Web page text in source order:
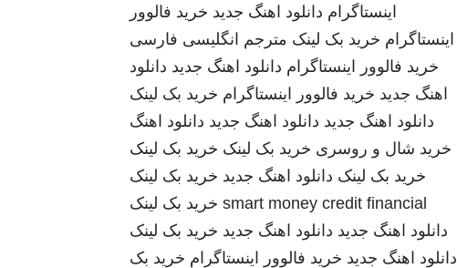
اینستاگرام دانلود اهنگ جدید خرید فالوور
اینستاگرام خرید بک لینک مترجم انگلیسی فارسی
خرید فالوور اینستاگرام دانلود اهنگ جدید دانلود
اهنگ جدید خرید فالوور اینستاگرام خرید بک لینک
دانلود اهنگ جدید دانلود اهنگ جدید دانلود اهنگ
خرید شال و روسری خرید بک لینک خرید بک لینک
خرید بک لینک دانلود اهنگ جدید خرید بک لینک
smart money credit financial خرید بک لینک
دانلود اهنگ جدید دانلود اهنگ جدید خرید بک لینک
دانلود اهنگ جدید خرید فالوور اینستاگرام خرید بک